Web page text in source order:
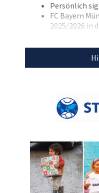
einzigartige
guten Zweck!
Persönlich
FC Bayern
2025/2026 in
Meister-
Allianz-Logo
Beflockt mit
Müller-
Farbe: weiß
Akzenten
Inkl.
Mit dem Erlös
Stars4Kids.